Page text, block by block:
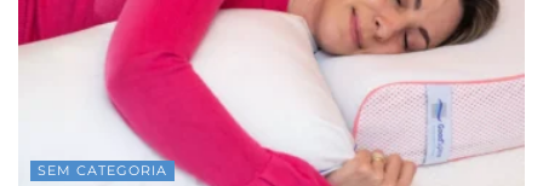
SEM CATEGORIA